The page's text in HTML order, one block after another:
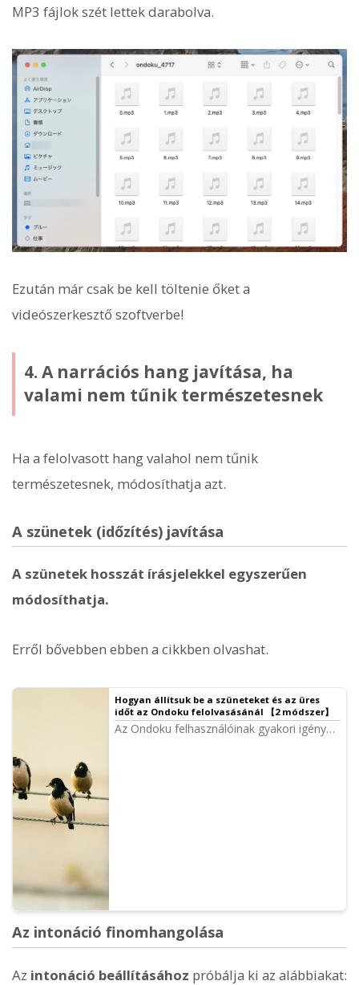
MP3 fájlok szét lettek darabolva.
Ezután már csak be kell töltenie őket a
videószerkesztő szoftverbe!
4. A narrációs hang javítása, ha
valami nem tűnik természetesnek
Ha a felolvasott hang valahol nem tűnik
természetesnek, módosíthatja azt.
A szünetek (időzítés) javítása
A szünetek hosszát írásjelekkel egyszerűen
módosíthatja.
Erről bővebben ebben a cikkben olvashat.
Hogyan állítsuk be a szüneteket és az üres
időt az Ondoku felolvasásánál 【2 módszer】
Az Ondoku felhasználóinak gyakori igénye
Az intonáció finomhangolása
Az intonáció beállításához próbálja ki az alábbiakat: